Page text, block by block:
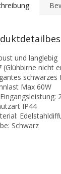
und langlebig
(Glühbirne nicht
schwarzes
Max 60W
IP44
Schwarz